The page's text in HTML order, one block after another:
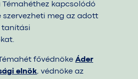
Témahéthez kapcsolódó
meg az adott
tanítási
fővédnöke Áder
elnök, védnöke az